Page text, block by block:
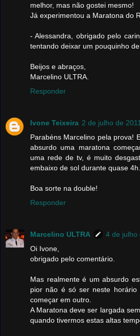
melhor, mas não gostei mesmo!
Já experimentou a Maratona do
- Alessandra, obrigado pelo
tentando deixar um pouquinho
Beijos e abraços,
Marcelino ULTRA.
Responder
Ivone Teixeira 2 de julho de
Parabéns Marcelino pela prova!
absurdo uma maratona
uma rede de tv, é muito
embaixo de sol durante quase 4h.
Boa sorte na double!
Responder
Marcelino ULTRA
4 de julho
Oi Ivone,
obrigado pelo comentário.
Mas realmente é um absurdo
pior não é só ser neste
começar em outro.
A Maratona deve ser largada
quando tivermos estas altas